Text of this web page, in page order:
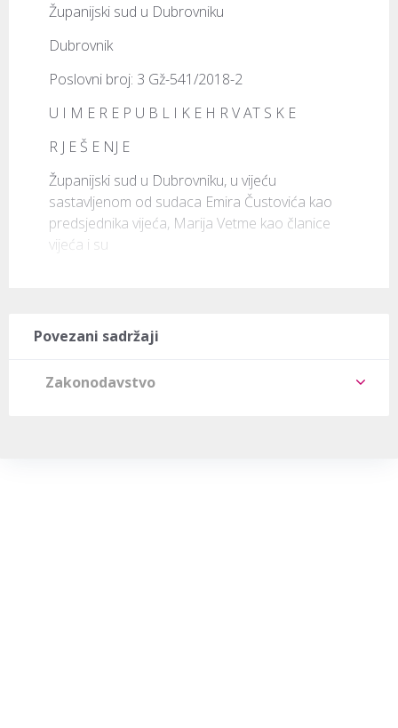
Županijski sud u Dubrovniku
Dubrovnik
Poslovni broj: 3 Gž-541/2018-2
U I M E R E P U B L I K E H R V AT S K E
R J E Š E NJ E
Županijski sud u Dubrovniku, u vijeću
sastavljenom od sudaca Emira Čustovića kao
predsjednika vijeća, Marija Vetme kao članice
vijeća i su
Povezani sadržaji
Zakonodavstvo